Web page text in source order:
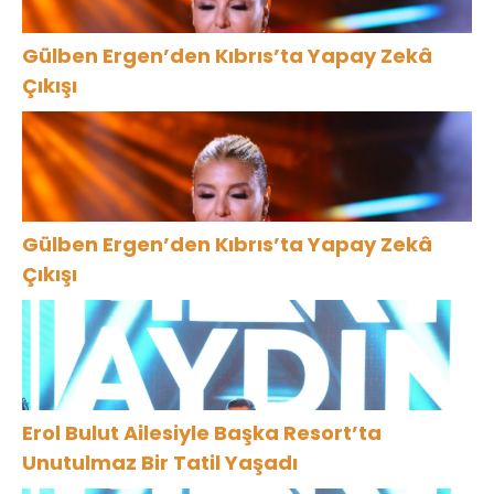
Gülben Ergen’den Kıbrıs’ta Yapay Zekâ
Çıkışı
Gülben Ergen’den Kıbrıs’ta Yapay Zekâ
Çıkışı
Erol Bulut Ailesiyle Başka Resort’ta
Unutulmaz Bir Tatil Yaşadı